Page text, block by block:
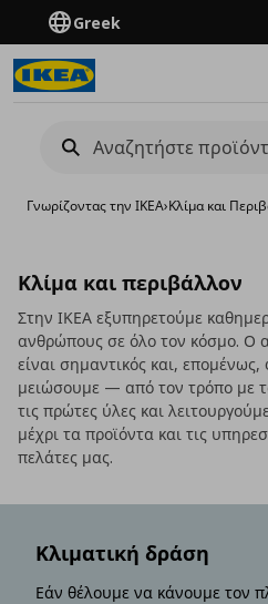
Greek
Γνωρίζοντας την ΙΚΕΑ›Κλίμα και
Κλίμα και περιβάλλον
Στην ΙΚΕΑ εξυπηρετούμε
ανθρώπους σε όλο τον κόσμο. Ο
είναι σημαντικός και,
μειώσουμε — από τον τρόπο με
τις πρώτες ύλες και
μέχρι τα προϊόντα και τις
πελάτες μας.
Κλιματική δράση
Εάν θέλουμε να κάνουμε τον